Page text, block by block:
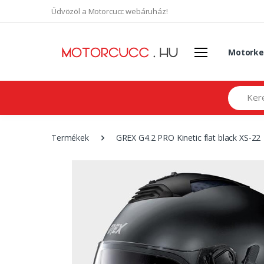
Üdvözöl a Motorcucc webáruház!
Search
Termékek GREX G4.2 PRO Kinetic flat black XS-22